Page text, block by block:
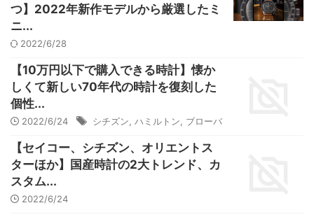
つ】2022年新作モデルから厳選したミ
ニ...
2022/6/28
【10万円以下で購入できる時計】懐か
しくて新しい70年代の時計を復刻した
個性...
2022/6/24 シチズン ハミルトン ブローバ
【セイコー、シチズン、オリエントス
ターほか】国産時計の2大トレンド、カ
スタム...
2022/6/24